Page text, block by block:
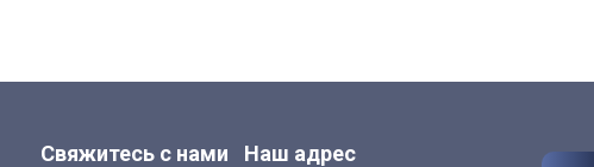
Свяжитесь с нами
Наш адрес